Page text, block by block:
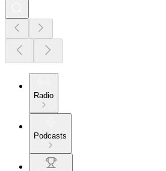
Radio
Podcasts